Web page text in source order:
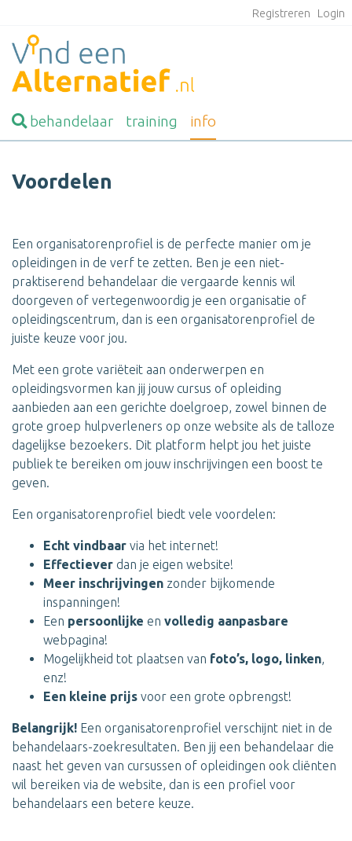
Registreren Login
behandelaar training info
Voordelen
Een organisatorenprofiel is de perfecte manier om je
opleidingen in de verf te zetten. Ben je een niet-
praktiserend behandelaar die vergaarde kennis wil
doorgeven of vertegenwoordig je een organisatie of
opleidingscentrum, dan is een organisatorenprofiel de
juiste keuze voor jou.
Met een grote variëteit aan onderwerpen en
opleidingsvormen kan jij jouw cursus of opleiding
aanbieden aan een gerichte doelgroep, zowel binnen de
grote groep hulpverleners op onze website als de talloze
dagelijkse bezoekers. Dit platform helpt jou het juiste
publiek te bereiken om jouw inschrijvingen een boost te
geven.
Een organisatorenprofiel biedt vele voordelen:
Echt vindbaar via het internet!
Effectiever dan je eigen website!
Meer inschrijvingen zonder bijkomende
inspanningen!
Een persoonlijke en volledig aanpasbare
webpagina!
Mogelijkheid tot plaatsen van foto’s, logo, linken,
enz!
Een kleine prijs voor een grote opbrengst!
Belangrijk! Een organisatorenprofiel verschijnt niet in de
behandelaars-zoekresultaten. Ben jij een behandelaar die
naast het geven van cursussen of opleidingen ook cliënten
wil bereiken via de website, dan is een profiel voor
behandelaars een betere keuze.